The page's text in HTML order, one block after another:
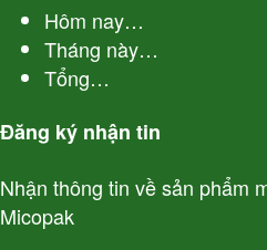
Hôm nay…
Tháng này…
Tổng…
Đăng ký nhận tin
Nhận thông tin về sản phẩm
Micopak